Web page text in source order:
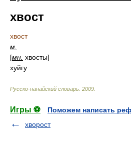
хвост
хвост
м.
[мн. хвосты]
хуйгу
Русско-нанайский словарь 2009
Игры ⚽
Поможем написать
хворост